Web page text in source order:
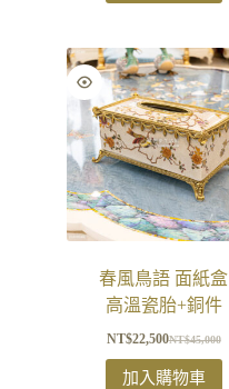
春風鳥語 面紙盒
高溫瓷胎+銅件
NT$45,000
NT$22,500
加入購物車